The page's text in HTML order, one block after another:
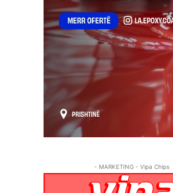
- MARKETING - Vipa Chips